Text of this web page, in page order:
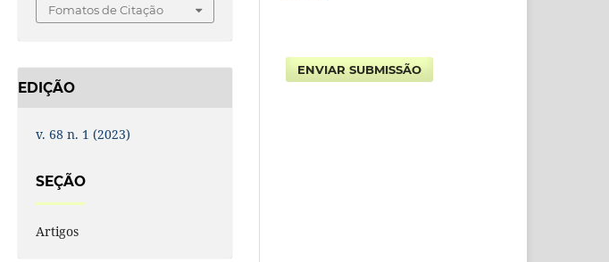
Fomatos de Citação
EDIÇÃO
v. 68 n. 1 (2023)
SEÇÃO
Artigos
ENVIAR SUBMISSÃO